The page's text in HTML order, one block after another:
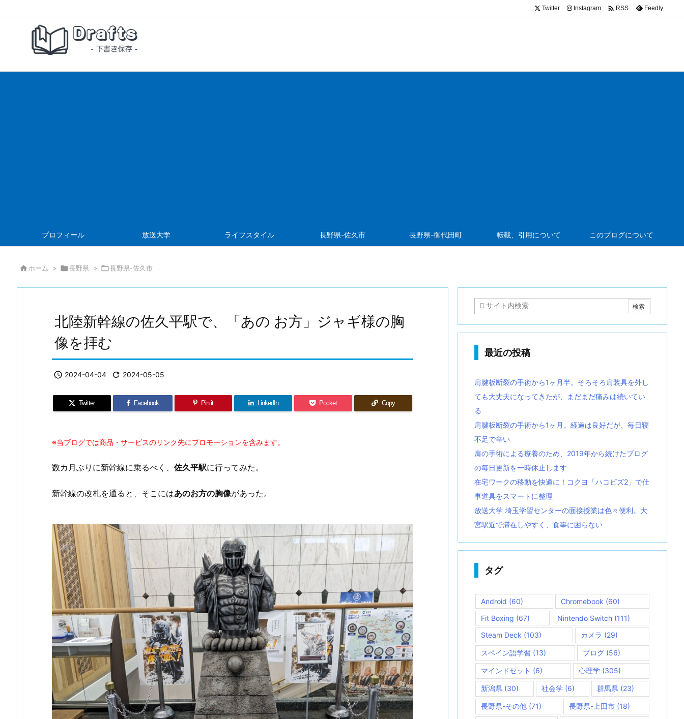
プロフィール 放送大学 ライフスタイル 長野県-佐久市 長野県-御代田町 転載、引用について このブログについて
Twitter Instagram  RSS Feedly
 ホーム > 長野県 > 長野県-佐久市
北陸新幹線の佐久平駅で、「あの お方」ジャギ様の胸
像を拝む
 2024-04-04  2024-05-05
Twitter Facebook Pin it LinkedIn Pocket Copy
※当ブログでは商品・サービスのリンク先にプロモーションを含みます。
数カ月ぶりに新幹線に乗るべく、 佐久平駅に行ってみた。
新幹線の改札を通ると、そこにはあのお方の胸像があった。
最近の投稿
肩腱板断裂の手術から1ヶ月半。そろそろ肩装具を外し
ても大丈夫になってきたが、まだまだ痛みは続いてい
る
肩腱板断裂の手術から1ヶ月。経過は良好だが、毎日寝
不足で辛い
肩の手術による療養のため、2019年から続けたブログ
の毎日更新を一時休止します
在宅ワークの移動を快適に！コクヨ「ハコビズ2」で仕
事道具をスマートに整理
放送大学 埼玉学習センターの面接授業は色々便利。大
宮駅近で滞在しやすく、食事に困らない
タグ
Android (60) Chromebook (60)
Fit Boxing (67) Nintendo Switch(111)
Steam Deck (103) カメラ (29)
スペイン語学習 (13) ブログ (56)
マインドセット (6) 心理学 (305)
新潟県 (30) 社会学(6) 群馬県 (23)
長野県-その他 (71) 長野県-上田市(18)